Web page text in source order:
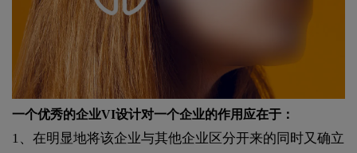
一个优秀的企业VI设计对一个企业的作用应在于：
1、在明显地将该企业与其他企业区分开来的同时又确立